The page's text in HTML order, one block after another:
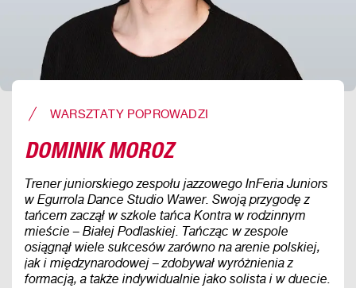
WARSZTATY POPROWADZI
DOMINIK MOROZ
Trener juniorskiego zespołu jazzowego InFeria Juniors
w Egurrola Dance Studio Wawer. Swoją przygodę z
tańcem zaczął w szkole tańca Kontra w rodzinnym
mieście – Białej Podlaskiej. Tańcząc w zespole
osiągnął wiele sukcesów zarówno na arenie polskiej,
jak i międzynarodowej – zdobywał wyróżnienia z
formacją, a także indywidualnie jako solista i w duecie.